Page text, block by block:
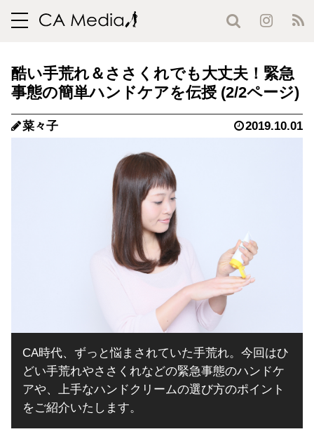
toggle
酷い手荒れ＆ささくれでも大丈夫！緊急
事態の簡単ハンドケアを伝授 (2/2ページ)
菜々子 2019.10.01
CA時代、ずっと悩まされていた手荒れ。今回はひ
どい手荒れやささくれなどの緊急事態のハンドケ
アや、上手なハンドクリームの選び方のポイント
をご紹介いたします。